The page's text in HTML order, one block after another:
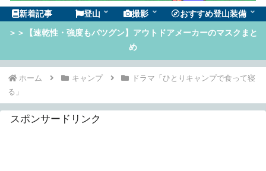
新着記事 登山 撮影 おすすめ登山装備
＞＞【速乾性・強度もバツグン】アウトドアメーカーのマスクまと
め
ホーム キャンプ
ドラマ「ひとりキャンプで食って寝
る」
スポンサードリンク